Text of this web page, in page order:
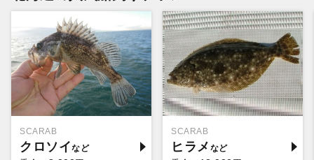
SCARAB
クロソイ
SCARAB
ヒラメ